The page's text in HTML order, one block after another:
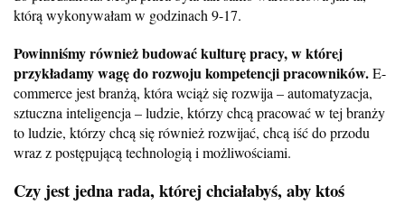
którą wykonywałam w godzinach 9-17.
Powinniśmy również budować kulturę pracy, w której
przykładamy wagę do rozwoju kompetencji pracowników.E-
commerce jest branżą, która wciąż się rozwija – automatyzacja,
sztuczna inteligencja – ludzie, którzy chcą pracować w tej branży
to ludzie, którzy chcą się również rozwijać, chcą iść do przodu
wraz z postępującą technologią i możliwościami.
Czy jest jedna rada, której chciałabyś, aby ktoś